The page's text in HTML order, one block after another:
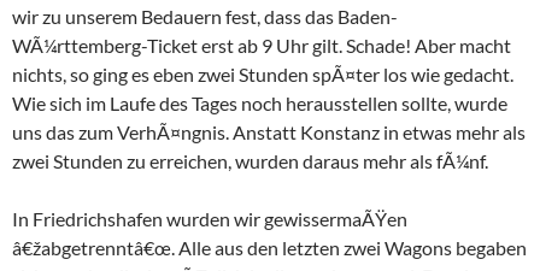
wir zu unserem Bedauern fest, dass das Baden-
WÃ¼rttemberg-Ticket erst ab 9 Uhr gilt. Schade! Aber macht
nichts, so ging es eben zwei Stunden spÃ¤ter los wie gedacht.
Wie sich im Laufe des Tages noch herausstellen sollte, wurde
uns das zum VerhÃ¤ngnis. Anstatt Konstanz in etwas mehr als
zwei Stunden zu erreichen, wurden daraus mehr als fÃ¼nf.
In Friedrichshafen wurden wir gewissermaÃŸen
â€žabgetrenntâ€œ. Alle aus den letzten zwei Wagons begaben